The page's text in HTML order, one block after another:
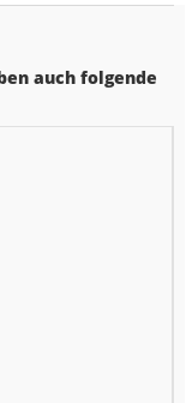
auch folgende